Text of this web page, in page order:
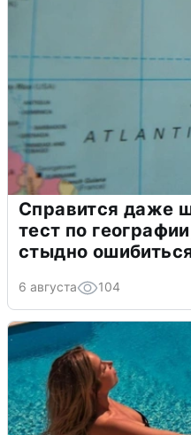
Справится даже
тест по
стыдно
6 августа 104